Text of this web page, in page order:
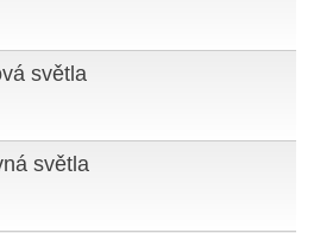
světla
světla